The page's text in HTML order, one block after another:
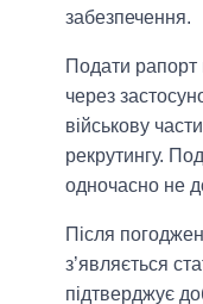
забезпечення.
Подати
через
військову
рекрутингу.
одночасно не
Після
з’являється
підтверджує